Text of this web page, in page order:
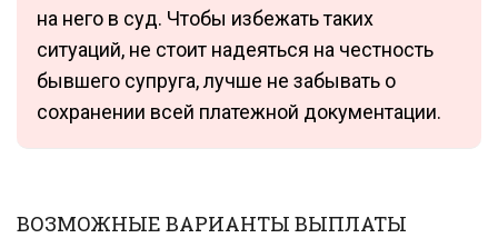
на него в суд. Чтобы избежать таких
ситуаций, не стоит надеяться на честность
бывшего супруга, лучше не забывать о
сохранении всей платежной документации.
ВОЗМОЖНЫЕ ВАРИАНТЫ ВЫПЛАТЫ